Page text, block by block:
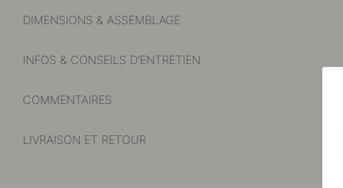
DIMENSIONS & ASSEMBLAGE
INFOS & CONSEILS D'ENTRETIEN
COMMENTAIRES
LIVRAISON ET RETOUR